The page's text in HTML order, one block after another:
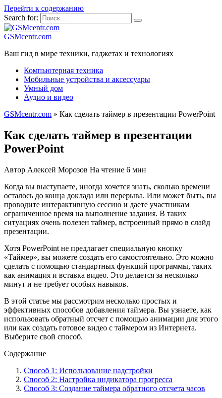
Перейти к содержанию
Search for:
GSMcentr.com
Ваш гид в мире техники, гаджетах и технологиях
Компьютерная техника
Мобильные устройства и аксессуары
Умный дом
Аудио и видео
GSMcentr.com » Как сделать таймер в презентации PowerPoint
Как сделать таймер в презентации
PowerPoint
Автор Алексей Морозов На чтение 6 мин
Когда вы выступаете, иногда хочется знать, сколько времени
осталось до конца доклада или перерыва. Или может быть, вы
проводите интерактивную сессию и даете участникам
ограниченное время на выполнение задания. В таких
ситуациях очень полезен таймер, встроенный прямо в слайд
презентации.
Хотя PowerPoint не предлагает специальную кнопку
«Таймер», вы можете создать его самостоятельно. Это можно
сделать с помощью стандартных функций программы, таких
как анимация и вставка видео. Это делается за несколько
минут и не требует особых навыков.
В этой статье мы рассмотрим несколько простых и
эффективных способов добавления таймера. Вы узнаете, как
использовать обратный отсчет с помощью анимации для этого
или как создать готовое видео с таймером из Интернета.
Выберите свой способ.
Содержание
Способ 1: Использование надстройки
Способ 2: Настройка индикатора прогресса
Способ 3: Создание таймера обратного отсчета часов